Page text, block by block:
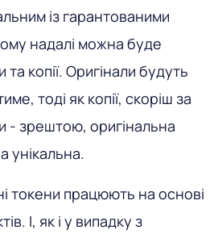
із гарантованими
надалі можна буде
та копії. Оригінали будуть
тоді як копії, скоріш за
- зрештою, оригінальна
унікальна.
токени працюють на основі
І, як і у випадку з